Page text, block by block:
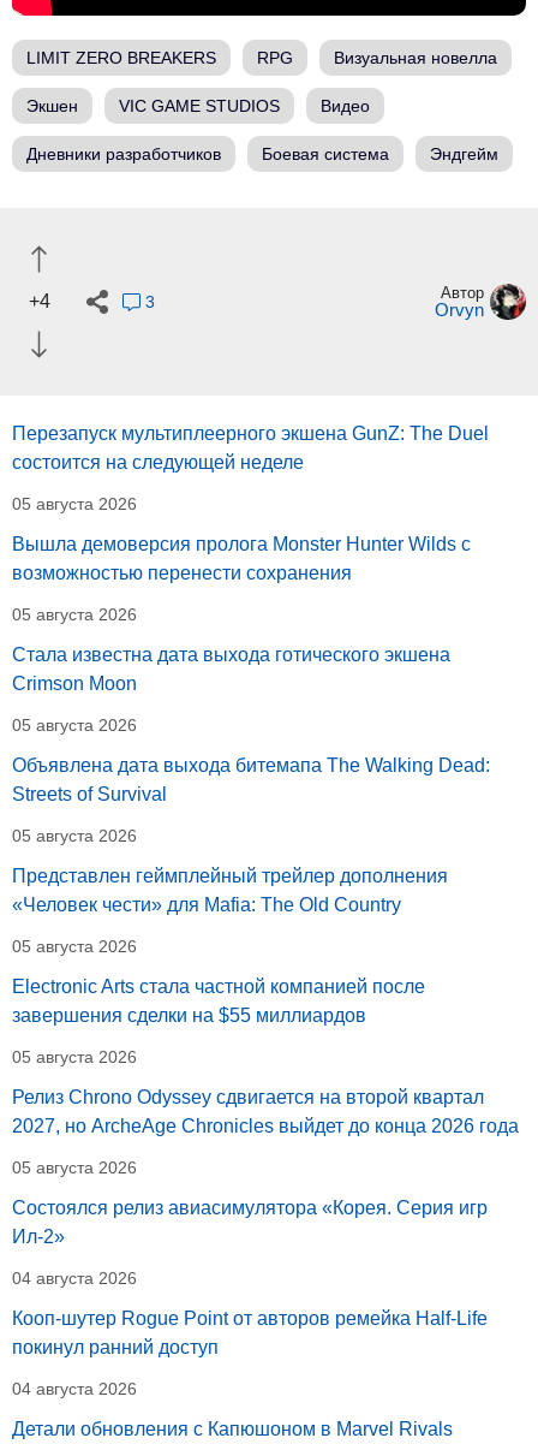
LIMIT ZERO BREAKERS RPG Визуальная новелла
Экшен VIC GAME STUDIOS Видео
Дневники разработчиков Боевая система Эндгейм
+4 3 Автор
Orvyn
Перезапуск мультиплеерного экшена GunZ: The Duel
состоится на следующей неделе
05 августа 2026
Вышла демоверсия пролога Monster Hunter Wilds с
возможностью перенести сохранения
05 августа 2026
Стала известна дата выхода готического экшена
Crimson Moon
05 августа 2026
Объявлена дата выхода битемапа The Walking Dead:
Streets of Survival
05 августа 2026
Представлен геймплейный трейлер дополнения
«Человек чести» для Mafia: The Old Country
05 августа 2026
Electronic Arts стала частной компанией после
завершения сделки на $55 миллиардов
05 августа 2026
Релиз Chrono Odyssey сдвигается на второй квартал
2027, но ArcheAge Chronicles выйдет до конца 2026 года
05 августа 2026
Состоялся релиз авиасимулятора «Корея. Серия игр
Ил-2»
04 августа 2026
Кооп-шутер Rogue Point от авторов ремейка Half-Life
покинул ранний доступ
04 августа 2026
Детали обновления с Капюшоном в Marvel Rivals